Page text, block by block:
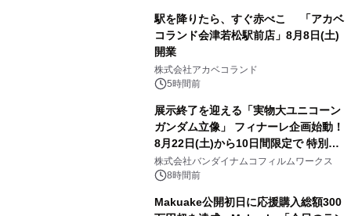
駅を降りたら、すぐ赤べこ 「アカベ
コランド会津若松駅前店」8月8日(土)
開業
株式会社アカベコランド
5時間前
展示終了を迎える「実物大ユニコーン
ガンダム立像」 フィナーレ企画始動！
8月22日(土)から10日間限定で 特別映
像『UNICORN GUNDAM Statue ―
BEYOND POSSIBILITY ―』を上映！
株式会社バンダイナムコフィルムワークス
8時間前
Makuake公開初日に応援購入総額300